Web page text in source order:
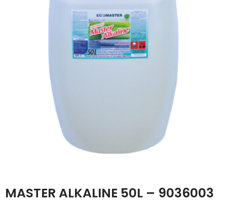
MASTER ALKALINE 50L – 9036003